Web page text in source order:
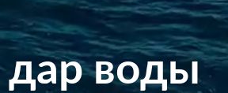
дар воды